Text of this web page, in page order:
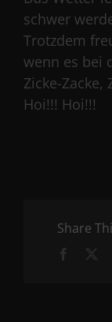
schwer
Trotzdem
wenn es bei
Zicke-Zacke,
Hoi!!! Hoi!!!
Share